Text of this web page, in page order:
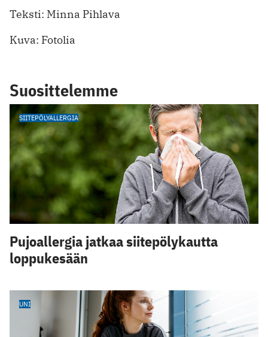
Teksti: Minna Pihlava
Kuva: Fotolia
Suosittelemme
SIITEPÖLYALLERGIA
Pujoallergia jatkaa siitepölykautta
loppukesään
UNI